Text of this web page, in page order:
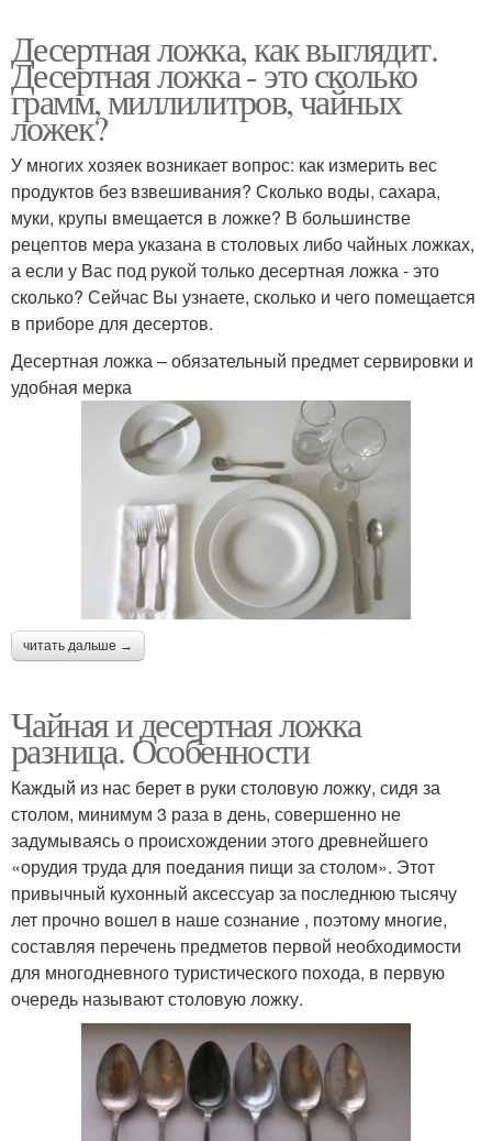
Десертная ложка, как выглядит.
Десертная ложка - это сколько
грамм, миллилитров, чайных
ложек?
У многих хозяек возникает вопрос: как измерить вес
продуктов без взвешивания? Сколько воды, сахара,
муки, крупы вмещается в ложке? В большинстве
рецептов мера указана в столовых либо чайных ложках,
а если у Вас под рукой только десертная ложка - это
сколько? Сейчас Вы узнаете, сколько и чего помещается
в приборе для десертов.
Десертная ложка – обязательный предмет сервировки и
удобная мерка
читать дальше →
Чайная и десертная ложка
разница. Особенности
Каждый из нас берет в руки столовую ложку, сидя за
столом, минимум 3 раза в день, совершенно не
задумываясь о происхождении этого древнейшего
«орудия труда для поедания пищи за столом». Этот
привычный кухонный аксессуар за последнюю тысячу
лет прочно вошел в наше сознание , поэтому многие,
составляя перечень предметов первой необходимости
для многодневного туристического похода, в первую
очередь называют столовую ложку.